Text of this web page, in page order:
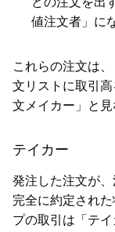
値注文者」に
これらの注文は
文リストに取引
文メイカー」と見
テイカー
発注した注文が
完全に約定され
プの取引は「テイ